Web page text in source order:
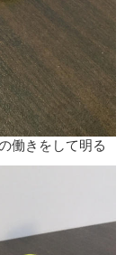
働きをして明る